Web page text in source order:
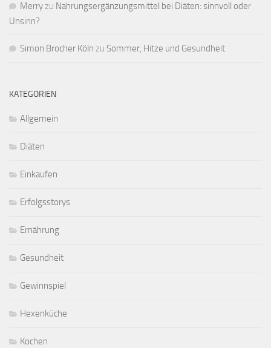
Merryzu Nahrungsergänzungsmittel bei Diäten: sinnvoll oder
Unsinn?
Simon Brocher Köln zu Sommer, Hitze und Gesundheit
KATEGORIEN
Allgemein
Diäten
Einkaufen
Erfolgsstorys
Ernährung
Gesundheit
Gewinnspiel
Hexenküche
Kochen